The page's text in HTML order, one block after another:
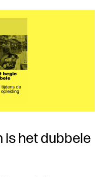
is het dubbele